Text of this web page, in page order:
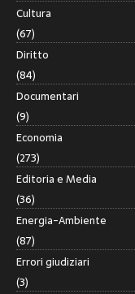
Cultura
(67)
Diritto
(84)
Documentari
(9)
Economia
(273)
Editoria e Media
(36)
Energia-Ambiente
(87)
Errori giudiziari
(3)